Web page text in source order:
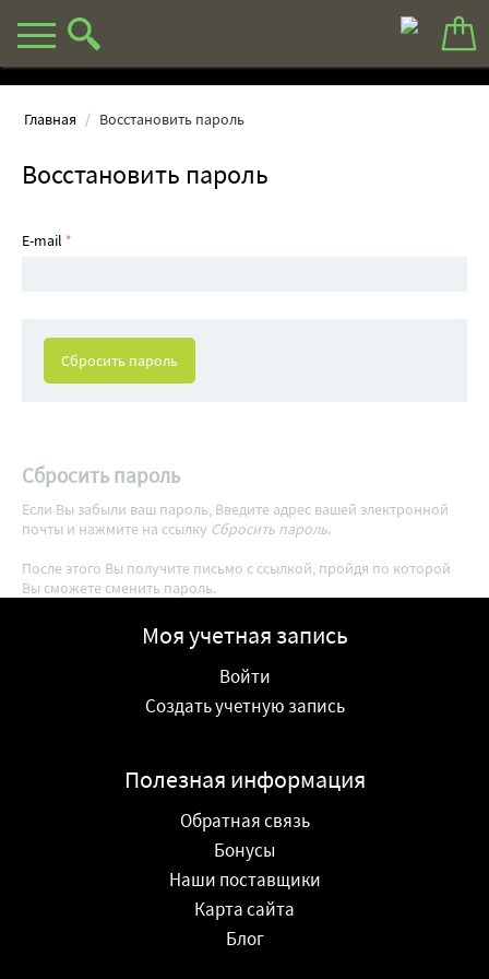
Главная / Восстановить пароль
Восстановить пароль
E-mail
Сбросить пароль
Сбросить пароль
Если Вы забыли ваш пароль, Введите адрес вашей электронной
почты и нажмите на ссылку Сбросить пароль.
После этого Вы получите письмо с ссылкой, пройдя по которой
Вы сможете сменить пароль.
Моя учетная запись
Войти
Создать учетную запись
Полезная информация
Обратная связь
Бонусы
Наши поставщики
Карта сайта
Блог